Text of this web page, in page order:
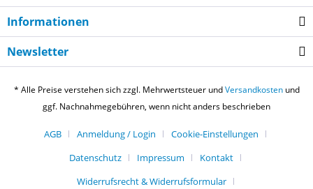
Informationen
Newsletter
* Alle Preise verstehen sich zzgl. Mehrwertsteuer undVersandkostenund
ggf. Nachnahmegebühren, wenn nicht anders beschrieben
AGB Anmeldung / Login
Cookie-Einstellungen
Datenschutz
Impressum
Kontakt
Widerrufsrecht & Widerrufsformular